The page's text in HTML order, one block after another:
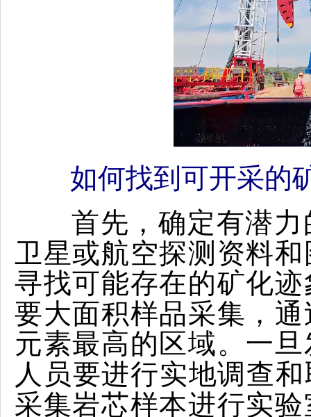
如何找到可开采的
首先，确定有潜
卫星或航空探测资料
寻找可能存在的矿化
要大面积样品采集，
元素最高的区域。 一
人员要进行实地调查
采集岩芯样本进行实